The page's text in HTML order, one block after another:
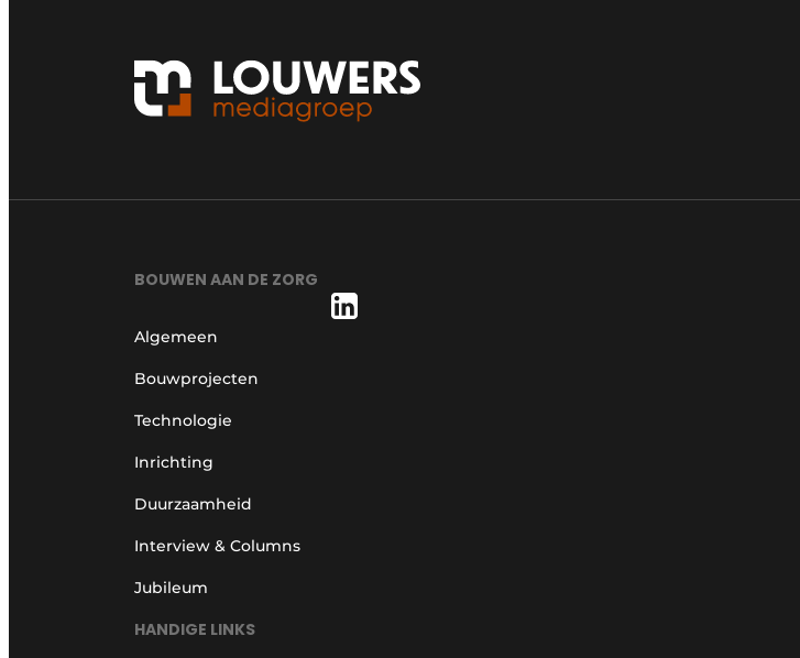
BOUWEN AAN DE ZORG
Algemeen
Bouwprojecten
Technologie
Inrichting
Duurzaamheid
Interview & Columns
Jubileum
HANDIGE LINKS